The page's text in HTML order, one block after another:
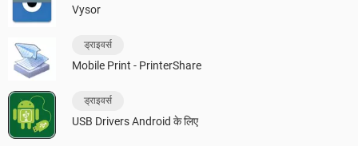
Vysor
ड्राइवर्स
Mobile Print - PrinterShare
ड्राइवर्स
USB Drivers Android के लिए